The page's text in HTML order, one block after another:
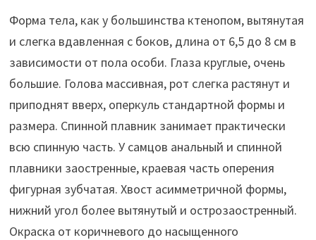
Форма тела, как у большинства ктенопом, вытянутая
и слегка вдавленная с боков, длина от 6,5 до 8 см в
зависимости от пола особи. Глаза круглые, очень
большие. Голова массивная, рот слегка растянут и
приподнят вверх, оперкуль стандартной формы и
размера. Спинной плавник занимает практически
всю спинную часть. У самцов анальный и спинной
плавники заостренные, краевая часть оперения
фигурная зубчатая. Хвост асимметричной формы,
нижний угол более вытянутый и острозаостренный.
Окраска от коричневого до насыщенного